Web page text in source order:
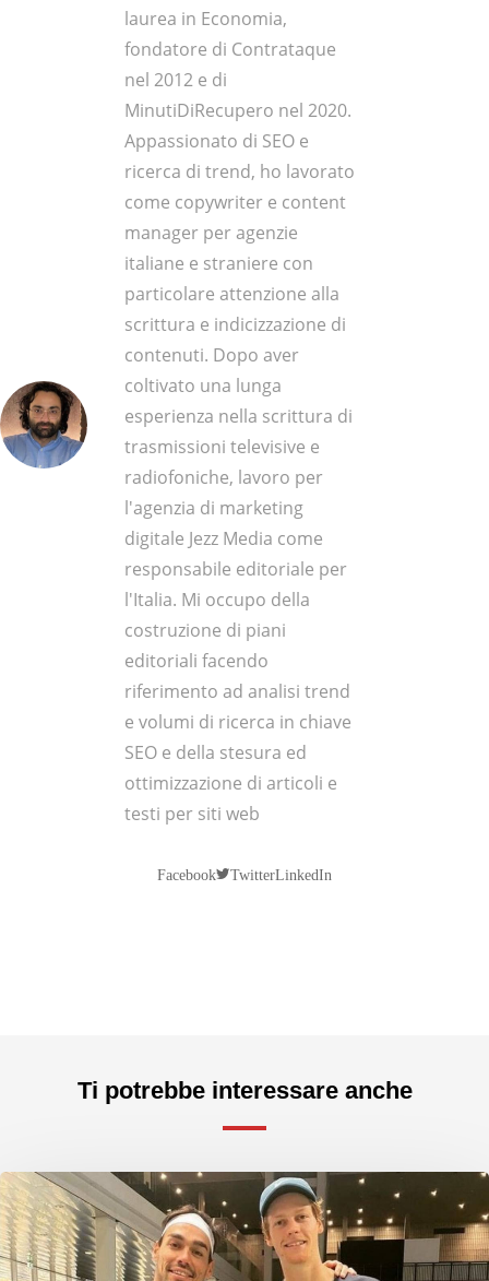
laurea in Economia,
fondatore di Contrataque
nel 2012 e di
MinutiDiRecupero nel 2020.
Appassionato di SEO e
ricerca di trend, ho lavorato
come copywriter e content
manager per agenzie
italiane e straniere con
particolare attenzione alla
scrittura e indicizzazione di
contenuti. Dopo aver
coltivato una lunga
esperienza nella scrittura di
trasmissioni televisive e
radiofoniche, lavoro per
l'agenzia di marketing
digitale Jezz Media come
responsabile editoriale per
l'Italia. Mi occupo della
costruzione di piani
editoriali facendo
riferimento ad analisi trend
e volumi di ricerca in chiave
SEO e della stesura ed
ottimizzazione di articoli e
testi per siti web
Facebook TwitterLinkedIn
Ti potrebbe interessare anche